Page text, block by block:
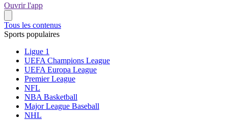
Ouvrir l'app
Tous les contenus
Sports populaires
Ligue 1
UEFA Champions League
UEFA Europa League
Premier League
NFL
NBA Basketball
Major League Baseball
NHL